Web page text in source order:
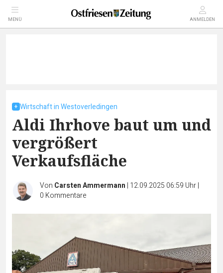
MENÜ ANMELDEN
Wirtschaft in Westoverledingen
Aldi Ihrhove baut um und
vergrößert
Verkaufsfläche
Von Carsten Ammermann | 12.09.2025 06:59 Uhr|
0 Kommentare